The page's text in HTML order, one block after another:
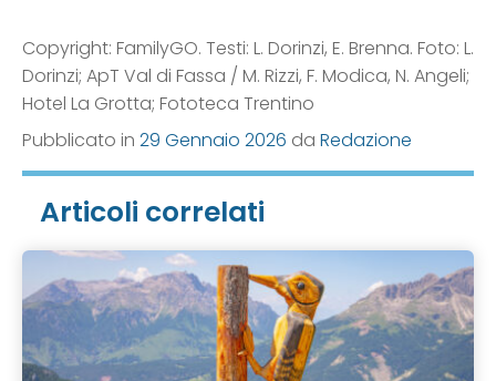
Copyright: FamilyGO. Testi: L. Dorinzi, E. Brenna. Foto: L.
Dorinzi; ApT Val di Fassa / M. Rizzi, F. Modica, N. Angeli;
Hotel La Grotta; Fototeca Trentino
Pubblicato in 29 Gennaio 2026 da Redazione
Articoli correlati